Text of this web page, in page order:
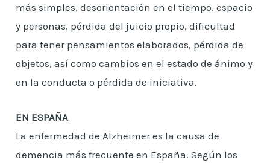
más simples, desorientación en el tiempo, espacio
y personas, pérdida del juicio propio, dificultad
para tener pensamientos elaborados, pérdida de
objetos, así como cambios en el estado de ánimo y
en la conducta o pérdida de iniciativa.
EN ESPAÑA
La enfermedad de Alzheimer es la causa de
demencia más frecuente en España. Según los